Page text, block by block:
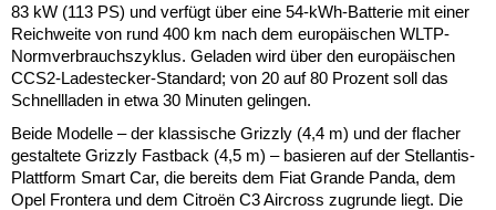
83 kW (113 PS) und verfügt über eine 54-kWh-Batterie mit einer
Reichweite von rund 400 km nach dem europäischen WLTP-
Normverbrauchszyklus. Geladen wird über den europäischen
CCS2-Ladestecker-Standard; von 20 auf 80 Prozent soll das
Schnellladen in etwa 30 Minuten gelingen.
Beide Modelle – der klassische Grizzly (4,4 m) und der flacher
gestaltete Grizzly Fastback (4,5 m) – basieren auf der Stellantis-
Plattform Smart Car, die bereits dem Fiat Grande Panda, dem
Opel Frontera und dem Citroën C3 Aircross zugrunde liegt. Die